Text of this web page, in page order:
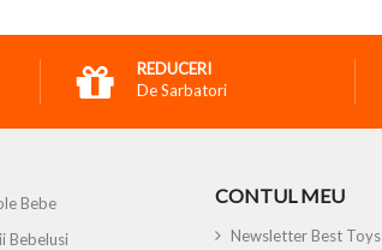
REDUCERI
De Sarbatori
Bebe
Bebelusi
CONTUL MEU
Newsletter Best Toys